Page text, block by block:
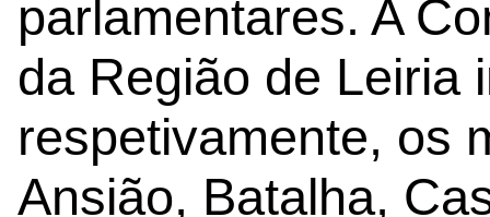
parlamentares. A
da Região de Leiria
respetivamente, os
Ansião, Batalha,